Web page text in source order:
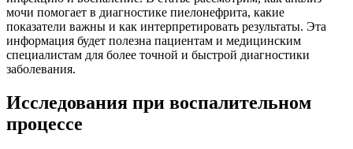
мочи помогает в диагностике пиелонефрита, какие
показатели важны и как интерпретировать результаты. Эта
информация будет полезна пациентам и медицинским
специалистам для более точной и быстрой диагностики
заболевания.
Исследования при воспалительном
процессе